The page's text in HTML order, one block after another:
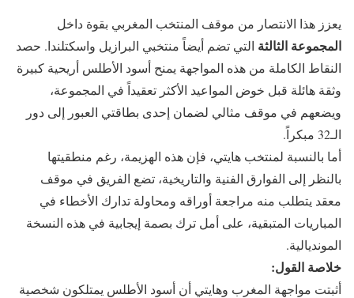
يعزز هذا الانتصار من موقف المنتخب المغربي بقوة داخل
المجموعة الثالثة التي تضم أيضاً منتخبي البرازيل واسكتلندا. حصد
النقاط الكاملة من هذه المواجهة يمنح أسود الأطلس أريحية كبيرة
وثقة هائلة قبل خوض المواعيد الأكثر تعقيداً في المجموعة،
ويضعهم في موقف مثالي لضمان إحدى بطاقتي العبور إلى دور
الـ32 مبكراً.
أما بالنسبة لمنتخب هايتي، فإن هذه الهزيمة، رغم منطقيتها
بالنظر إلى الفوارق الفنية والتاريخية، تضع الفريق في موقف
معقد يتطلب منه مراجعة أوراقه ومحاولة تدارك الأخطاء في
المباريات المتبقية، على أمل ترك بصمة إيجابية في هذه النسخة
المونديالية.
خلاصة القول:
أثبتت مواجهة المغرب وهايتي أن أسود الأطلس يمتلكون شخصية